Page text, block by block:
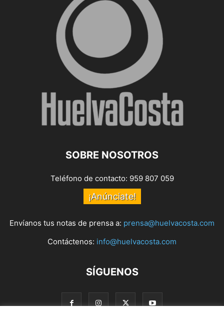
SOBRE NOSOTROS
Teléfono de contacto: 959 807 059
¡Anúnciate!
Envíanos tus notas de prensa a: prensa@huelvacosta.com
Contáctenos: info@huelvacosta.com
SÍGUENOS